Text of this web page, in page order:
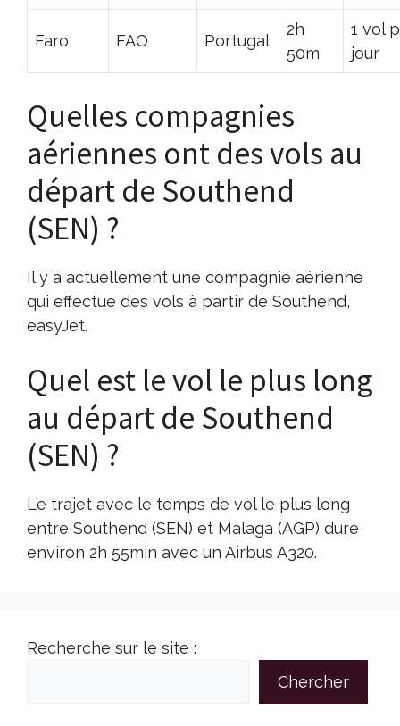
Faro FAO Portugal
2h
50m
1 vol
jour
Quelles compagnies
aériennes ont des vols au
départ de Southend
(SEN) ?
Il y a actuellement une compagnie aérienne
qui effectue des vols à partir de Southend,
easyJet.
Quel est le vol le plus long
au départ de Southend
(SEN) ?
Le trajet avec le temps de vol le plus long
entre Southend (SEN) et Malaga (AGP) dure
environ 2h 55min avec un Airbus A320.
Recherche sur le site :
Chercher